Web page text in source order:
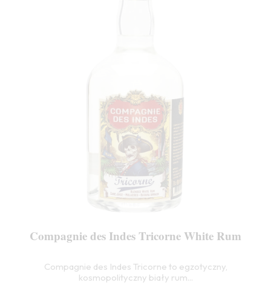
Compagnie des Indes Tricorne White Rum
Compagnie des Indes Tricorne to egzotyczny,
kosmopolityczny biały rum...